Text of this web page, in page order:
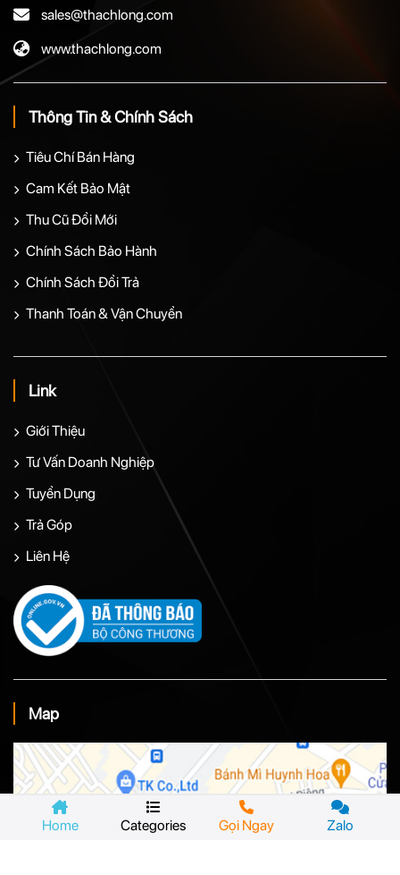
sales@thachlong.com
www.thachlong.com
Thông Tin & Chính Sách
Tiêu Chí Bán Hàng
Cam Kết Bảo Mật
Thu Cũ Đổi Mới
Chính Sách Bảo Hành
Chính Sách Đổi Trả
Thanh Toán & Vận Chuyển
Link
Giới Thiệu
Tư Vấn Doanh Nghiệp
Tuyển Dụng
Trả Góp
Liên Hệ
Map
Home Categories Gọi Ngay Zalo